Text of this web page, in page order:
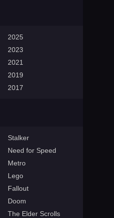
2025
2023
2021
2019
2017
Stalker
Need for Speed
Metro
Lego
Fallout
Doom
The Elder Scrolls